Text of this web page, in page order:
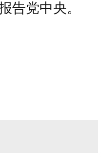
告党中央。